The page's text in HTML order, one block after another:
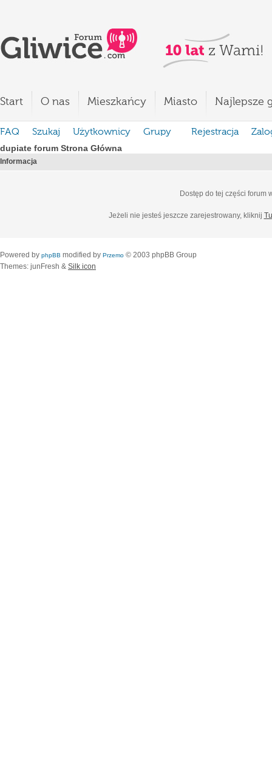
Start O nas Mieszkańcy Miasto Najlepsze
FAQ Szukaj Użytkownicy Grupy Rejestracja
dupiate forum Strona Główna
Informacja
Dostęp do tej części forum
Jeżeli nie jesteś jeszcze zarejestrowany, kliknij
Powered by phpBB modified by Przemo © 2003 phpBB Group
Themes: junFresh & Silk icon